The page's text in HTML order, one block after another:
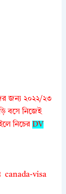
জন্য ২০২২/২৩
বসে নিজেই
নিচের DV
canada-visa